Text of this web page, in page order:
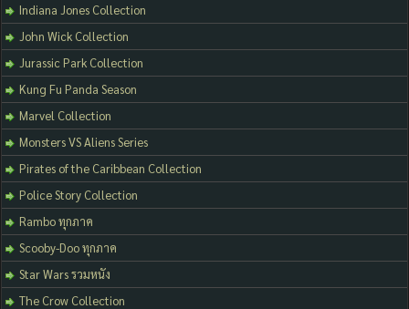
Indiana Jones Collection
John Wick Collection
Jurassic Park Collection
Kung Fu Panda Season
Marvel Collection
Monsters VS Aliens Series
Pirates of the Caribbean Collection
Police Story Collection
Rambo ทุกภาค
Scooby-Doo ทุกภาค
Star Wars รวมหนัง
The Crow Collection